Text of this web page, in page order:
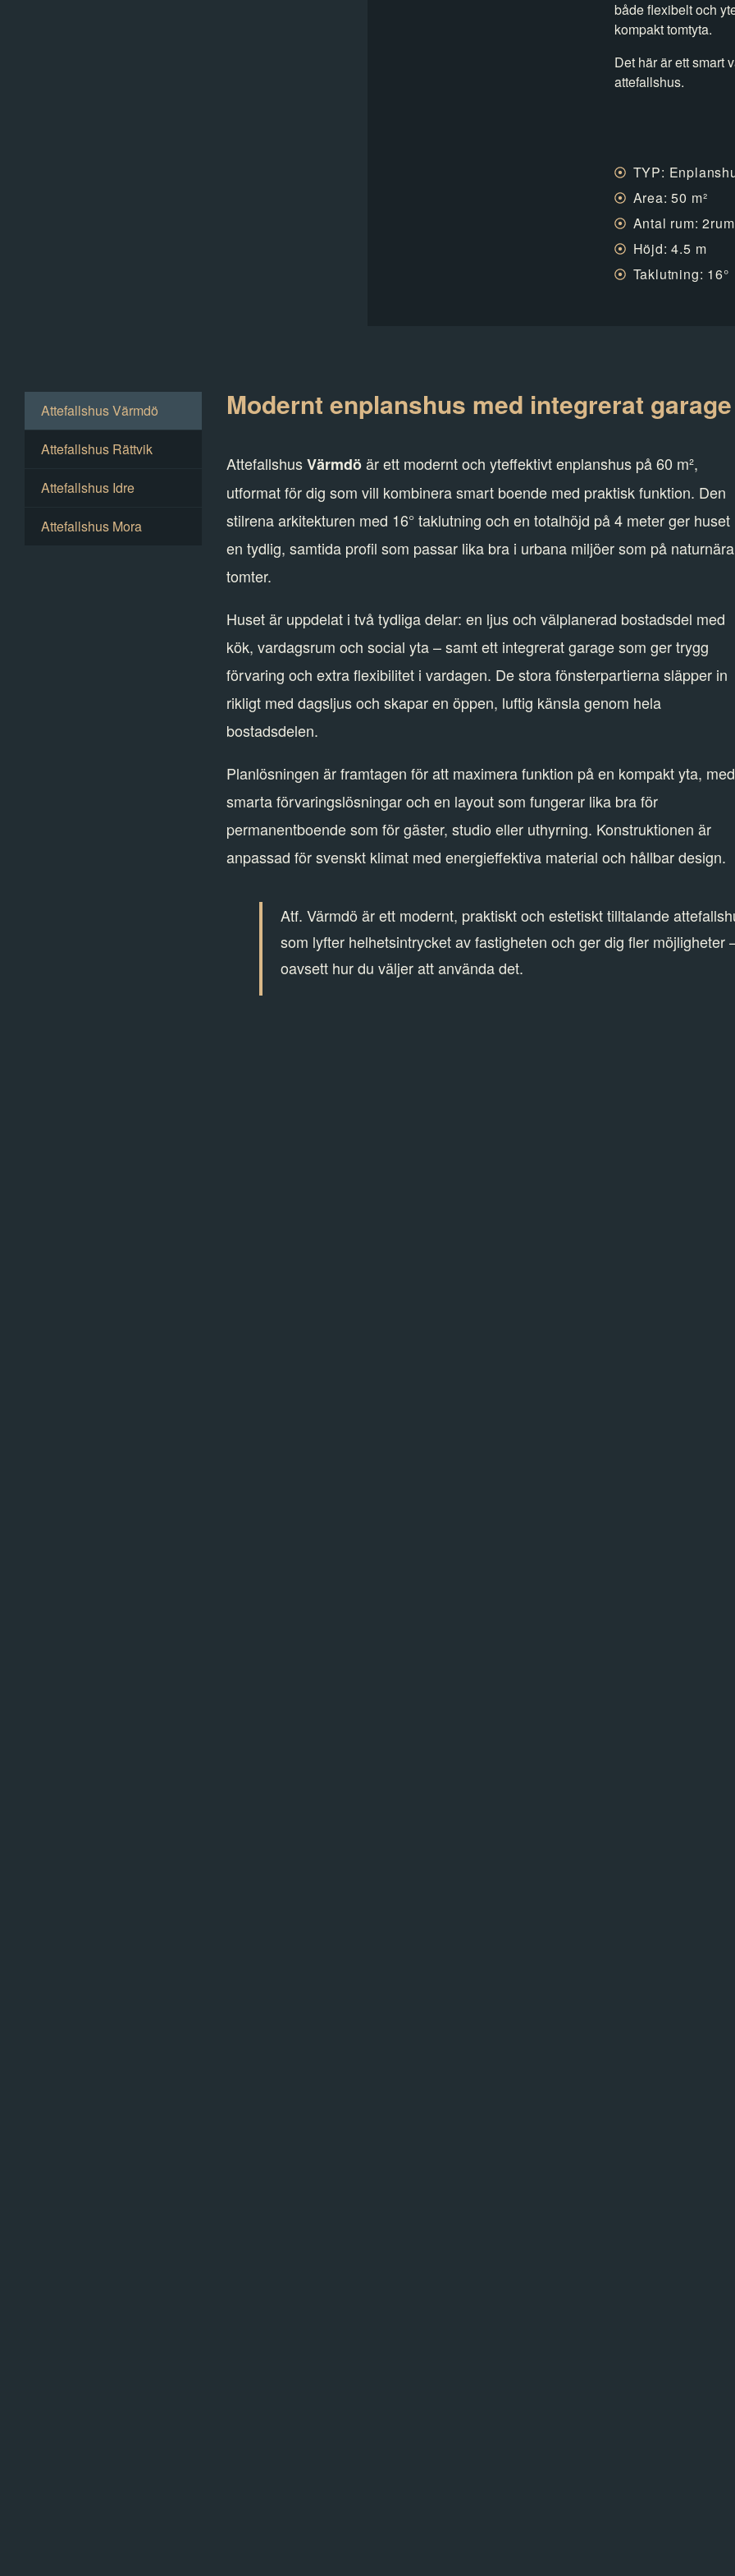
både flexibelt och
kompakt tomtyta.
Det här är ett smart
attefallshus.
TYP:
Area: 50 m²
Antal rum: 2rum
Höjd: 4.5 m
Taklutning: 16°
Attefallshus Värmdö
Attefallshus Rättvik
Attefallshus Idre
Attefallshus Mora
Modernt enplanshus med integrerat garage
AttefallshusVärmdöär ett modernt och yteffektivt enplanshus på 60 m²,
utformat för dig som vill kombinera smart boende med praktisk funktion. Den
stilrena arkitekturen med 16° taklutning och en totalhöjd på 4 meter ger huset
en tydlig, samtida profil som passar lika bra i urbana miljöer som på naturnära
tomter.
Huset är uppdelat i två tydliga delar: en ljus och välplanerad bostadsdel med
kök, vardagsrum och social yta – samt ett integrerat garage som ger trygg
förvaring och extra flexibilitet i vardagen. De stora fönsterpartierna släpper in
rikligt med dagsljus och skapar en öppen, luftig känsla genom hela
bostadsdelen.
Planlösningen är framtagen för att maximera funktion på en kompakt yta, med
smarta förvaringslösningar och en layout som fungerar lika bra för
permanentboende som för gäster, studio eller uthyrning. Konstruktionen är
anpassad för svenskt klimat med energieffektiva material och hållbar design.
Atf. Värmdö är ett modernt, praktiskt och estetiskt tilltalande
som lyfter helhetsintrycket av fastigheten och ger dig fler möjligheter
oavsett hur du väljer att använda det.